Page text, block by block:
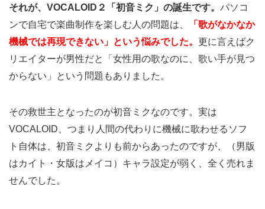
り！
5.1.1
８０：
２０の
アーテ
ィスト
の収入
源
それが、VOCALOID２「初音ミク」の誕生です。 パソコ
ンで自宅で楽曲制作を楽しむ人の問題は、
「歌がなかなか
機械では再現できない」という悩みでした。 更に言えばク
リエイターが男性だと「女性用の歌なのに、歌い手が見つ
からない」という問題もありました。
その救世主となったのが初音ミクなのです。実は
VOCALOID、つまり人間の代わりに機械に歌わせるソフ
ト自体は、初音ミクよりも前からあったのですが、（男版
はカイト・女版はメイコ）キャラ設定が弱く、全く売れま
せんでした。